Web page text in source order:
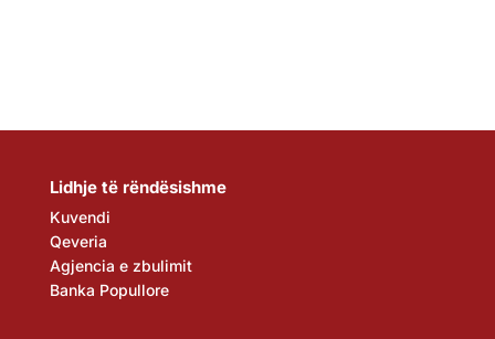
Lidhje të rëndësishme
Kuvendi
Qeveria
Agjencia e zbulimit
Banka Popullore